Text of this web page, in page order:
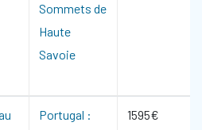
Sommets de
Haute
Savoie
Portugal :
1595€